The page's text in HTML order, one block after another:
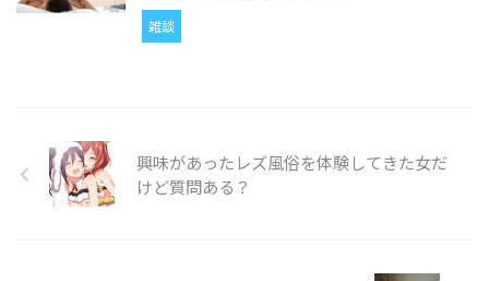
雑談
興味があったレズ風俗を体験してきた女だ
けど質問ある？